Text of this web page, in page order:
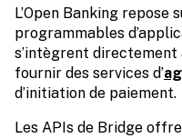
L’Open Banking repose
programmables
s’intègrent
fournir des services d’
d’initiation de paiement.
Les APIs de Bridge